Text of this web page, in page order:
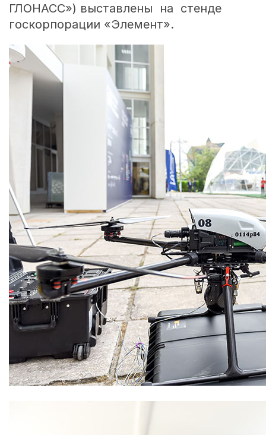
ГЛОНАСС») выставлены на стенде
госкорпорации «Элемент».